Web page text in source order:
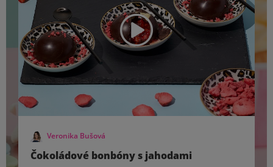
Veronika Bušová
Čokoládové bonbóny s jahodami